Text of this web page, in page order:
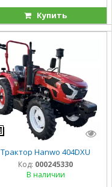
Купить
Трактор Hanwo 404DXU
Код: 000245330
В наличии